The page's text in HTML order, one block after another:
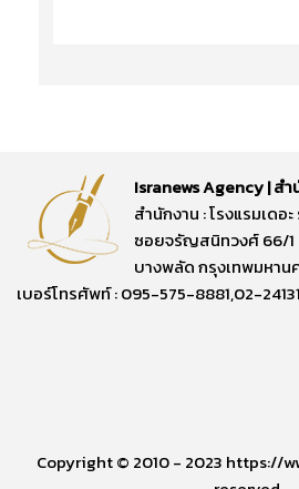
Isranews Agency | ส
สำนักงาน : โรงแรมเดอ
ซอยจรัญสนิทวงศ์ 66/1
บางพลัด กรุงเทพมหาน
เบอร์โทรศัพท์ : 095-575-8881,02-
Copyright © 2010 - 2023 https://